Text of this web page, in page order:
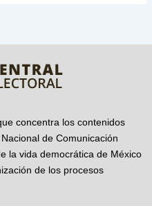
concentra los contenidos
de Comunicación
la vida democrática de México
de los procesos